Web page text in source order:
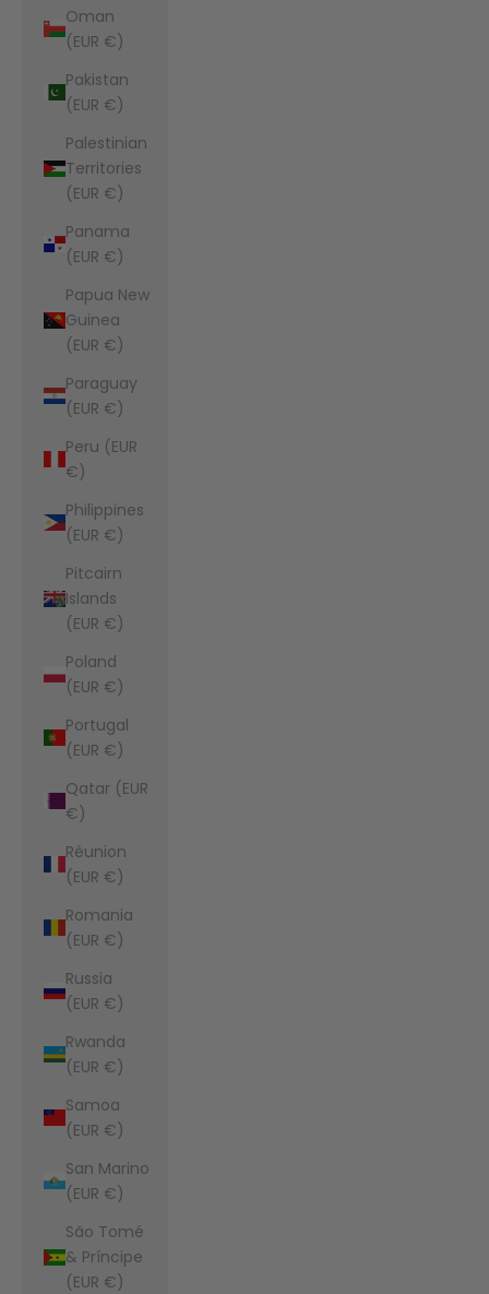
Oman
(EUR €)
Pakistan
(EUR €)
Palestinian
Territories
(EUR €)
Panama
(EUR €)
Papua New
Guinea
(EUR €)
Paraguay
(EUR €)
Peru (EUR
€)
Philippines
(EUR €)
Pitcairn
Islands
(EUR €)
Poland
(EUR €)
Portugal
(EUR €)
Qatar (EUR
€)
Réunion
(EUR €)
Romania
(EUR €)
Russia
(EUR €)
Rwanda
(EUR €)
Samoa
(EUR €)
San Marino
(EUR €)
São Tomé
& Príncipe
(EUR €)